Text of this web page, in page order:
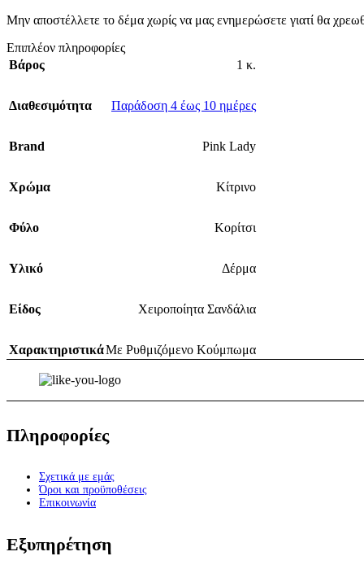
Μην αποστέλλετε το δέμα χωρίς να μας ενημερώσετε γιατί θα
Επιπλέον πληροφορίες
Βάρος
1 κ.
Διαθεσιμότητα Παράδοση 4 έως 10 ημέρες
Brand Pink Lady
Χρώμα Κίτρινο
Φύλο Κορίτσι
Υλικό Δέρμα
Είδος Χειροποίητα Σανδάλια
ΧαρακτηριστικάΜε Ρυθμιζόμενο Κούμπωμα
Πληροφορίες
Σχετικά με εμάς
Όροι και προϋποθέσεις
Επικοινωνία
Εξυπηρέτηση